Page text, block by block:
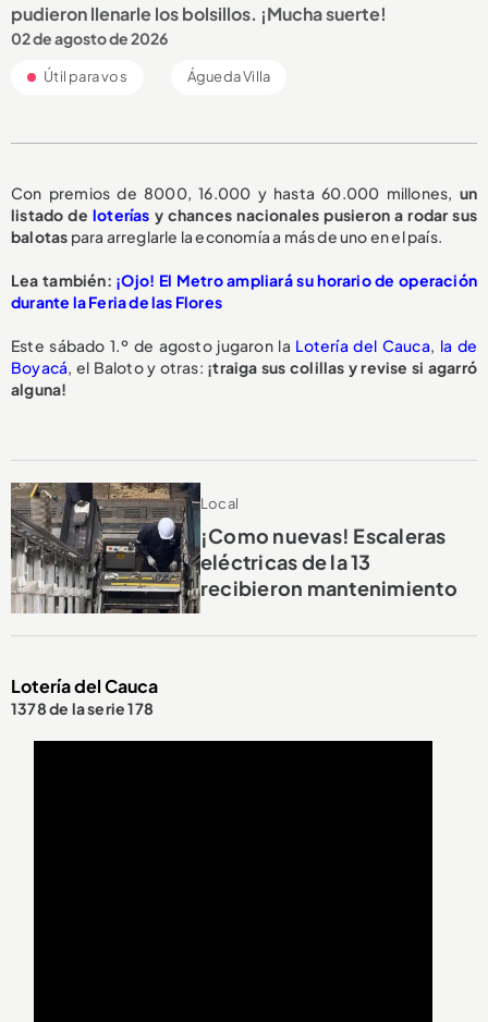
pudieron llenarle los bolsillos. ¡Mucha suerte!
02 de agosto de 2026
Útil para vos Águeda Villa
Con premios de 8000, 16.000 y hasta 60.000 millones, un
listado de loterías y chances nacionales pusieron a rodar sus
balotas para arreglarle la economía a más de uno en el país.
Lea también: ¡Ojo! El Metro ampliará su horario de operación
durante la Feria de las Flores
Este sábado 1.º de agosto jugaron la Lotería del Cauca, la de
Boyacá, el Baloto y otras: ¡traiga sus colillas y revise si agarró
alguna!
Local
¡Como nuevas! Escaleras
eléctricas de la 13
recibieron mantenimiento
Lotería del Cauca
1378 de la serie 178